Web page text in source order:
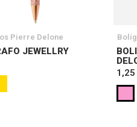
Pierre Delone
JEWELLRY
1,25